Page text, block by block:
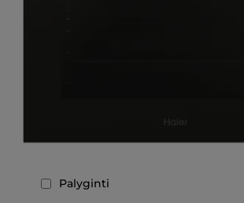
Palyginti